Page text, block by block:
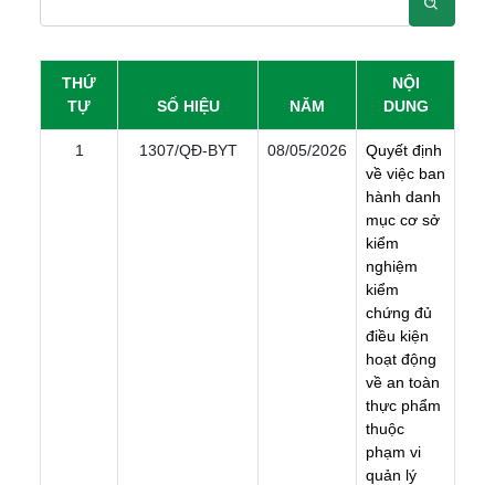
THỨ
TỰ
SỐ HIỆU NĂM
NỘI
DUNG
1 1307/QÐ-BYT 08/05/2026 Quyết định
về việc ban
hành danh
mục cơ sở
kiểm
nghiệm
kiểm
chứng đủ
điều kiện
hoạt động
về an toàn
thực phẩm
thuộc
phạm vi
quản lý